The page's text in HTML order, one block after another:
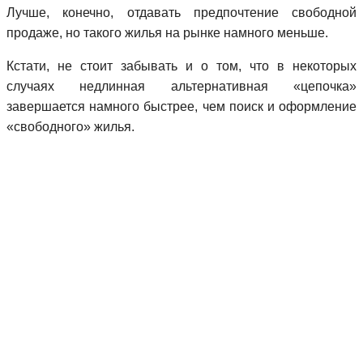
Лучше, конечно, отдавать предпочтение свободной
продаже, но такого жилья на рынке намного меньше.
Кстати, не стоит забывать и о том, что в некоторых
случаях недлинная альтернативная «цепочка»
завершается намного быстрее, чем поиск и оформление
«свободного» жилья.